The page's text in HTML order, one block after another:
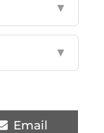
▼
▼
Email